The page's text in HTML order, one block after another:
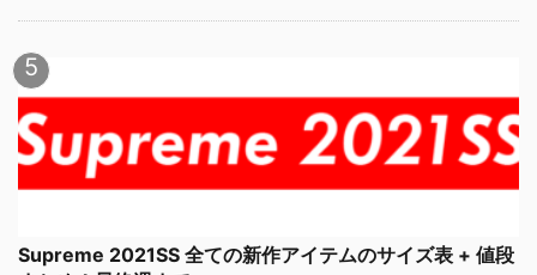
Supreme 2021SS 全ての新作アイテムのサイズ表 + 値段